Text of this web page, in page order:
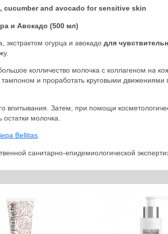
cucumber and avocado for sensitive skin
и Авокадо (500 мл)
огурца и авокадо для
колличество молочка с коллагеном на
и проработать круговыми движениями
впитывания. Затем, при помощи
молочка.
Bellitas
санитарно-епидемиологической